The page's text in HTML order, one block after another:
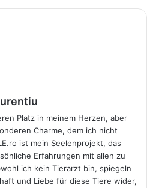
Platz in meinem Herzen, aber
Charme, dem ich nicht
ist mein Seelenprojekt, das
Erfahrungen mit allen zu
ich kein Tierarzt bin, spiegeln
und Liebe für diese Tiere wider,